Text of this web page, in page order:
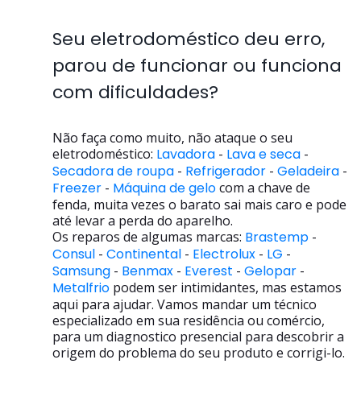
Seu eletrodoméstico deu erro,
parou de funcionar ou funciona
com dificuldades?
Não faça como muito, não ataque o seu
eletrodoméstico: Lavadora - Lava e seca -
Secadora de roupa - Refrigerador - Geladeira -
Freezer - Máquina de gelocom a chave de
fenda, muita vezes o barato sai mais caro e pode
até levar a perda do aparelho.
Os reparos de algumas marcas: Brastemp -
Consul - Continental - Electrolux - LG -
Samsung - Benmax - Everest - Gelopar -
Metalfrio podem ser intimidantes, mas estamos
aqui para ajudar. Vamos mandar um técnico
especializado em sua residência ou comércio,
para um diagnostico presencial para descobrir a
origem do problema do seu produto e corrigi-lo.